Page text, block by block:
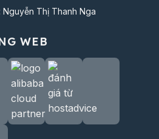
Nguyễn Thị Thanh Nga
WEB